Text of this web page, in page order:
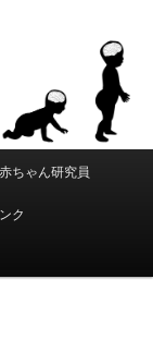
科 発達脳
Brain
体教育学コースに創設
発達することの根本的
動的な相互作用を通じ
を研究します。遺伝要
ける適応性、創造性、
赤ちゃん研究員
ク